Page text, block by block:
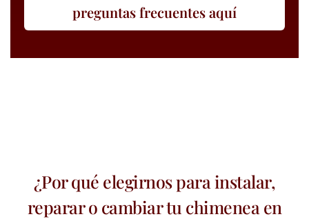
preguntas frecuentes aquí
¿Por qué elegirnos para instalar,
reparar o cambiar tu chimenea en